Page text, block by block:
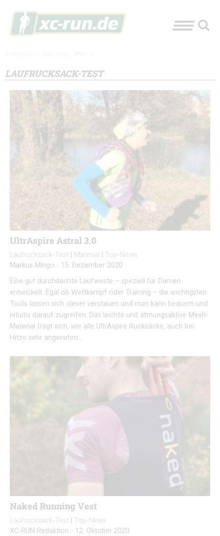
LAUFRUCKSACK-TEST
UltrAspire Astral 3.0
Laufrucksack-Test Material
Top-News
Markus Mingo - 15. Dezember 2020
Eine gut durchdachte Laufweste – speziell für Damen
entwickelt. Egal ob Wettkampf oder Training – die wichtigsten
Tools lassen sich clever verstauen und man kann bequem und
intuitiv darauf zugreifen. Das leichte und atmungsaktive Mesh-
Material trägt sich, wie alle UltrAspire Rucksäcke, auch bei
Hitze sehr angenehm…
Naked Running Vest
Laufrucksack-Test
Top-News
XC-RUN Redaktion - 12. Oktober 2020